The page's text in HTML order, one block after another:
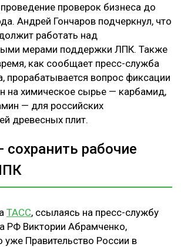
проверок бизнеса до
Андрей Гончаров подчеркнул, что
работать над
мерами поддержки ЛПК. Также
как сообщает пресс-служба
прорабатывается вопрос фиксации
на химическое сырье — карбамид,
— для российских
древесных плит.
сохранить рабочие
ТАСС, ссылаясь на пресс-службу
РФ Виктории Абрамченко,
уже Правительство России в